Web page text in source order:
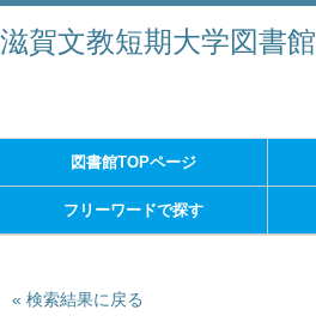
滋賀文教短期大学図書館
図書館TOPページ
フリーワードで探す
検索結果に戻る